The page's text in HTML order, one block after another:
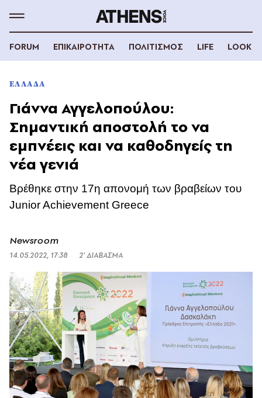
FORUM ΕΠΙΚΑΙΡΟΤΗΤΑ ΠΟΛΙΤΙΣΜΟΣ LIFE LOOK
ΕΛΛΑΔΑ
Γιάννα Αγγελοπούλου:
Σημαντική αποστολή το να
εμπνέεις και να καθοδηγείς τη
νέα γενιά
Βρέθηκε στην 17η απονομή των βραβείων του
Junior Achievement Greece
Newsroom
14.05.2022, 17:38 2’ ΔΙΑΒΑΣΜΑ